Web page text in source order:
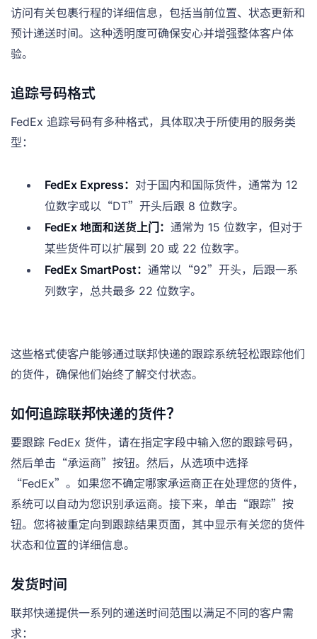
访问有关包裹行程的详细信息，包括当前位置、状态更新和
预计递送时间。这种透明度可确保安心并增强整体客户体
验。
追踪号码格式
FedEx 追踪号码有多种格式，具体取决于所使用的服务类
型：
FedEx Express： 对于国内和国际货件，通常为 12
位数字或以“DT”开头后跟 8 位数字。
FedEx 地面和送货上门： 通常为 15 位数字，但对于
某些货件可以扩展到 20 或 22 位数字。
FedEx SmartPost： 通常以“92”开头，后跟一系
列数字，总共最多 22 位数字。
这些格式使客户能够通过联邦快递的跟踪系统轻松跟踪他们
的货件，确保他们始终了解交付状态。
如何追踪联邦快递的货件？
要跟踪 FedEx 货件，请在指定字段中输入您的跟踪号码，
然后单击“承运商”按钮。然后，从选项中选择
“FedEx”。如果您不确定哪家承运商正在处理您的货件，
系统可以自动为您识别承运商。接下来，单击“跟踪”按
钮。您将被重定向到跟踪结果页面，其中显示有关您的货件
状态和位置的详细信息。
发货时间
联邦快递提供一系列的递送时间范围以满足不同的客户需
求：